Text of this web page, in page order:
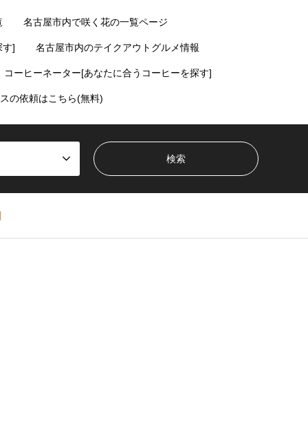
名古屋市内で咲く花の一覧ページ
す] 名古屋市内のテイクアウトグルメ情報
コーヒーネーター[あなたに合うコーヒーを探す]
の依頼はこちら(無料)